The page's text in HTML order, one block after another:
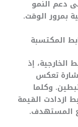
دعم النمو
بمرور الوقت.
المكتسبة
الخارجية، إذ
تعكس
وكلما
ازدادت القيمة
المستهدف.